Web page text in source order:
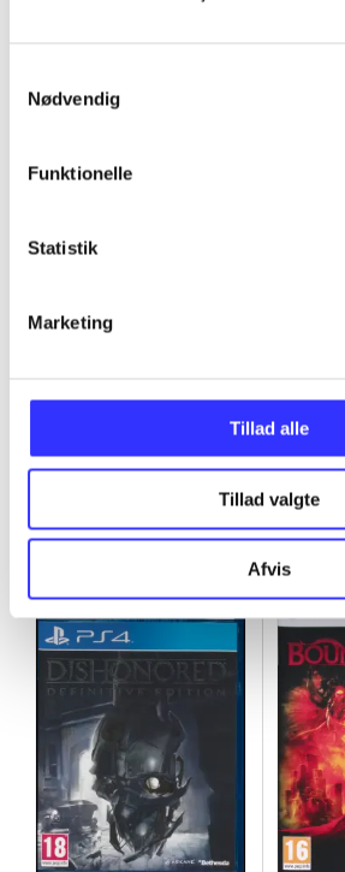
Nødvendig
Funktionelle
Statistik
Marketing
Tillad alle
Tillad valgte
Afvis
...
...
...
...